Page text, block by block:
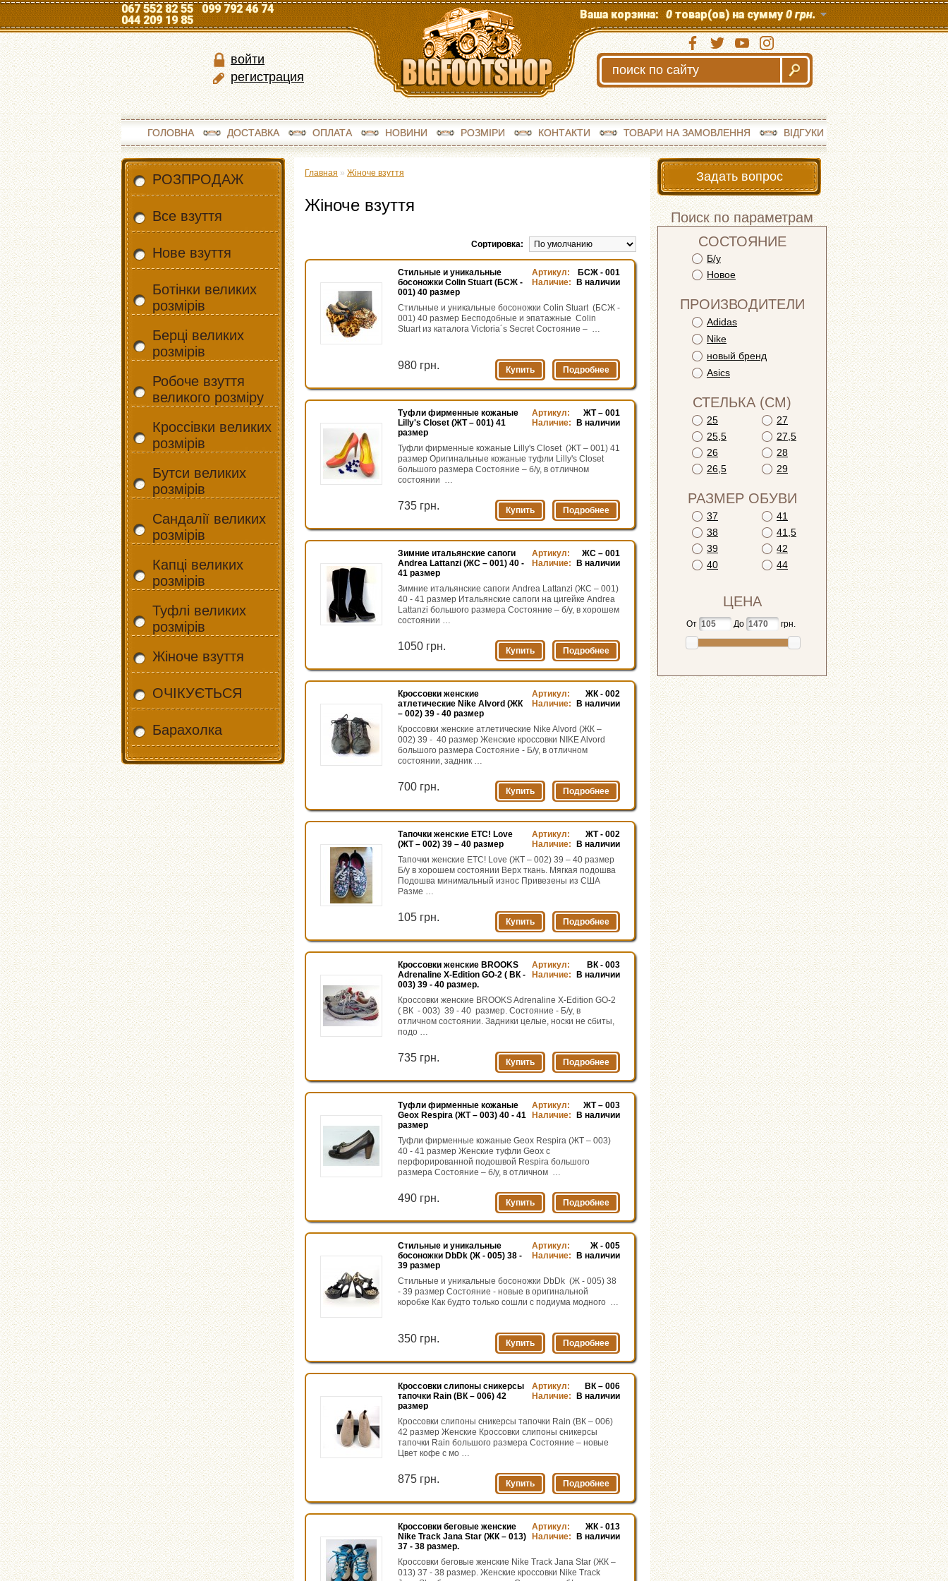
067 552 82 55 099 792 46 74
044 209 19 85
Ваша корзина: 0товар(ов) на сумму0 грн.
войти
регистрация
ГОЛОВНА ДОСТАВКА ОПЛАТА НОВИНИ РОЗМІРИ КОНТАКТИ ТОВАРИ НА ЗАМОВЛЕННЯ ВІДГУКИ
РОЗПРОДАЖ
Все взуття
Нове взуття
Ботінки великих
розмірів
Берці великих
розмірів
Робоче взуття
великого розміру
Кроссівки великих
розмірів
Бутси великих
розмірів
Сандалії великих
розмірів
Капці великих
розмірів
Туфлі великих
розмірів
Жіноче взуття
ОЧІКУЄТЬСЯ
Барахолка
Задать вопрос
Поиск по параметрам
СОСТОЯНИЕ
Б/у
Новое
ПРОИЗВОДИТЕЛИ
Adidas
Nike
новый бренд
Asics
СТЕЛЬКА (СМ)
25
25,5
26
26,5
27
27,5
28
29
РАЗМЕР ОБУВИ
37
38
39
40
41
41,5
42
44
ЦЕНА
От До грн.
Главная » Жіноче взуття
Жіноче взуття
Сортировка:
Стильные и уникальные
босоножки Colin Stuart (БСЖ -
001) 40 размер
Артикул:
БСЖ - 001
Наличие:
В наличии
Стильные и уникальные босоножки Colin Stuart (БСЖ -
001) 40 размер Бесподобные и эпатажные Colin
Stuart из каталога Victoria´s Secret Состояние – …
980 грн. Подробнее
Купить
Туфли фирменные кожаные
Lilly's Closet (ЖТ – 001) 41
размер
Артикул:
ЖТ – 001
Наличие:
В наличии
Туфли фирменные кожаные Lilly's Closet (ЖТ – 001) 41
размер Оригинальные кожаные туфли Lilly's Closet
большого размера Состояние – б/у, в отличном
состоянии …
735 грн. Подробнее
Купить
Зимние итальянские сапоги
Andrea Lattanzi (ЖС – 001) 40 -
41 размер
Артикул:
ЖС – 001
Наличие:
В наличии
Зимние итальянские сапоги Andrea Lattanzi (ЖС – 001)
40 - 41 размер Итальянские сапоги на цигейке Andrea
Lattanzi большого размера Состояние – б/у, в хорошем
состоянии …
1050 грн. Подробнее
Купить
Кроссовки женские
атлетические Nike Alvord (ЖК
– 002) 39 - 40 размер
Артикул:
ЖК - 002
Наличие:
В наличии
Кроссовки женские атлетические Nike Alvord (ЖК –
002) 39 - 40 размер Женские кроссовки NIKE Alvord
большого размера Состояние - Б/у, в отличном
состоянии, задник …
700 грн. Подробнее
Купить
Тапочки женские ETC! Love
(ЖТ – 002) 39 – 40 размер
Артикул:
ЖТ - 002
Наличие:
В наличии
Тапочки женские ETC! Love (ЖТ – 002) 39 – 40 размер
Б/у в хорошем состоянии Верх ткань. Мягкая подошва
Подошва минимальный износ Привезены из США
Разме …
105 грн. Подробнее
Купить
Кроссовки женские BROOKS
Adrenaline X-Edition GO-2 ( ВК -
003) 39 - 40 размер.
Артикул:
ВК - 003
Наличие:
В наличии
Кроссовки женские BROOKS Adrenaline X-Edition GO-2
( ВК - 003) 39 - 40 размер. Состояние - Б/у, в
отличном состоянии. Задники целые, носки не сбиты,
подо …
735 грн. Подробнее
Купить
Туфли фирменные кожаные
Geox Respira (ЖТ – 003) 40 - 41
размер
Артикул:
ЖТ – 003
Наличие:
В наличии
Туфли фирменные кожаные Geox Respira (ЖТ – 003)
40 - 41 размер Женские туфли Geox с
перфорированной подошвой Respira большого
размера Состояние – б/у, в отличном …
490 грн. Подробнее
Купить
Стильные и уникальные
босоножки DbDk (Ж - 005) 38 -
39 размер
Артикул:
Ж - 005
Наличие:
В наличии
Стильные и уникальные босоножки DbDk (Ж - 005) 38
- 39 размер Состояние - новые в оригинальной
коробке Как будто только сошли с подиума модного …
350 грн. Подробнее
Купить
Кроссовки слипоны сникерсы
тапочки Rain (ВК – 006) 42
размер
Артикул:
ВК – 006
Наличие:
В наличии
Кроссовки слипоны сникерсы тапочки Rain (ВК – 006)
42 размер Женские Кроссовки слипоны сникерсы
тапочки Rain большого размера Состояние – новые
Цвет кофе с мо …
875 грн. Подробнее
Купить
Кроссовки беговые женские
Nike Track Jana Star (ЖК – 013)
37 - 38 размер.
Артикул:
ЖК - 013
Наличие:
В наличии
Кроссовки беговые женские Nike Track Jana Star (ЖК –
013) 37 - 38 размер. Женские кроссовки Nike Track